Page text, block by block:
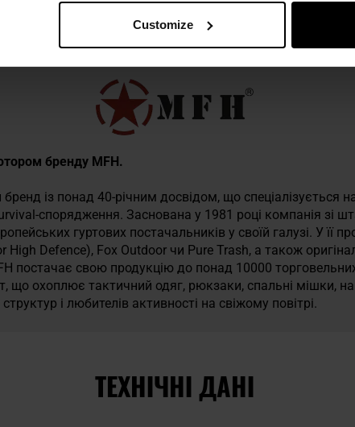
Customize
безпеки
бренду MFH.
із понад 40-річним досвідом, що спеціалізується
спорядження. Заснована у 1981 році компанія зі
гуртових постачальників у своїй галузі. У її
High Defence), Fox Outdoor чи Pure Trash, а також
постачає свою продукцію до понад 10000 торговельних
охоплює тактичний одяг, рюкзаки, спальні мішки,
і любителів активності на свіжому повітрі.
ТЕХНІЧНІ ДАНІ